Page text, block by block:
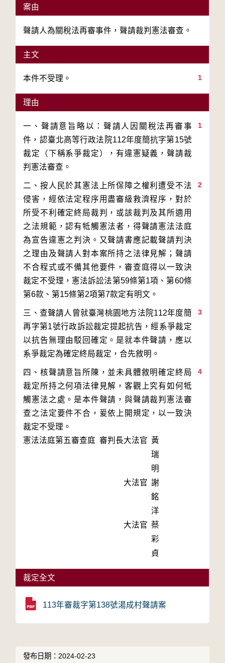
案由
聲請人為關稅法再審事件，聲請裁判憲法審查。
主文
1
本件不受理。
理由
1
一、聲請意旨略以：聲請人因關稅法再審事
件，認臺北高等行政法院112年度簡抗字第15號
裁定（下稱系爭裁定），有違憲疑義，聲請裁
2
二、按人民於其憲法上所保障之權利遭受不法
侵害，經依法定程序用盡審級救濟程序，對於
所受不利確定終局裁判，或該裁判及其所適用
之法規範，認有牴觸憲法者，得聲請憲法法庭
為宣告違憲之判決。又聲請書應記載聲請判決
之理由及聲請人對本案所持之法律見解；聲請
不合程式或不備其他要件，審查庭得以一致決
裁定不受理，憲法訴訟法第59條第1項、第60條
3
三、查聲請人曾就臺灣桃園地方法院112年度簡
再字第1號行政訴訟裁定提起抗告，經系爭裁定
以抗告無理由駁回確定。是就本件聲請，應以
4
四、核聲請意旨所陳，並未具體敘明確定終局
裁定所持之何項法律見解，客觀上究有如何牴
觸憲法之處。是本件聲請，與聲請裁判憲法審
查之法定要件不合，爰依上開規定，以一致決
裁定不受理。
憲法法庭第五審查庭 審判長大法官 黃
瑞
明
大法官 謝
銘
洋
大法官 蔡
彩
貞
裁定全文
113年審裁字第138號湯成村聲請案
發布日期：2024-02-23